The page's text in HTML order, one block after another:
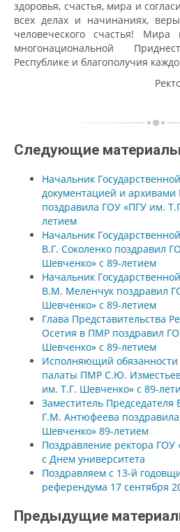
здоровья, счастья, мира и
всех делах и начинаниях,
человеческого счастья!
многонациональной
Республике и благополучия
Следующие материалы
Начальник
документацией и
поздравила ГОУ «ПГУ им.
летием
Начальник
В.Г. Соколенко поздравил
Шевченко» с 89-летием
Начальник
В.М. Меленчук поздравил
Шевченко» с 89-летием
Глава Представительства
Осетия в ПМР поздравил
Шевченко» с 89-летием
Исполняющий обязанности
палаты ПМР С.Ю.
им. Т.Г. Шевченко» с 89-
Заместитель
Г.М. Антюфеева
Шевченко» 89-летием
Поздравление ректора
с Днем университета
Поздравляем с 13-й
референдума 17 сентября
Предыдущие